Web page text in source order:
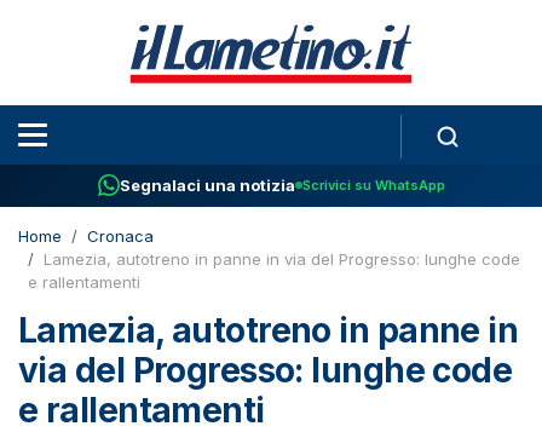
Segnalaci una notizia Scrivici su WhatsApp
Home
Cronaca
Lamezia, autotreno in panne in via del Progresso: lunghe code
e rallentamenti
Lamezia, autotreno in panne in
via del Progresso: lunghe code
e rallentamenti